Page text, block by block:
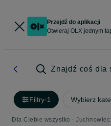
Przejdź do aplikacji
Otwieraj OLX jednym
Znajdź coś dla
Filtry·1 Wybierz
Dla Ciebie wszystko -